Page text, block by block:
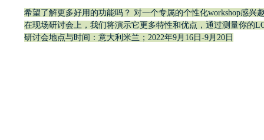
希望了解更多好用的功能吗？ 对一个专属的个性化workshop感兴
在现场研讨会上，我们将演示它更多特性和优点，通过测量你的
研讨会地点与时间：意大利米兰；2022年9月16日-9月20日